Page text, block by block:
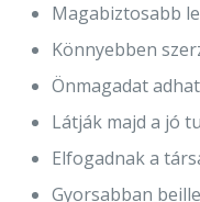
Magabiztosabb
Könnyebben
Önmagadat
Látják majd a jó
Elfogadnak a
Gyorsabban